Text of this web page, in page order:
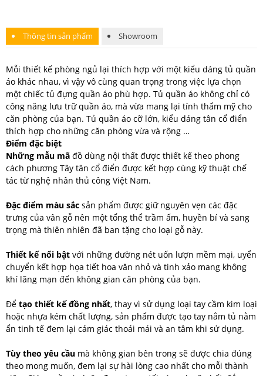
Thông tin sản phẩm Showroom
Mỗi thiết kế phòng ngủ lại thích hợp với một kiểu dáng tủ quần
áo khác nhau, vì vậy vô cùng quan trọng trong việc lựa chọn
một chiếc tủ đựng quần áo phù hợp. Tủ quần áo không chỉ có
công năng lưu trữ quần áo, mà vừa mang lại tính thẩm mỹ cho
căn phòng của bạn. Tủ quần áo cỡ lớn, kiểu dáng tân cổ điển
thích hợp cho những căn phòng vừa và rộng …
Điểm đặc biệt
Những mẫu mã đồ dùng nội thất được thiết kế theo phong
cách phương Tây tân cổ điển được kết hợp cùng kỹ thuật chế
tác từ nghệ nhân thủ công Việt Nam.
Đặc điểm màu sắc sản phẩm được giữ nguyên vẹn các đặc
trưng của vân gỗ nên một tổng thể trầm ấm, huyền bí và sang
trọng mà thiên nhiên đã ban tặng cho loại gỗ này.
Thiết kế nổi bật với những đường nét uốn lượn mềm mại, uyển
chuyển kết hợp họa tiết hoa văn nhỏ và tinh xảo mang không
khí lãng mạn đến không gian căn phòng của bạn.
Để tạo thiết kế đồng nhất, thay vì sử dụng loại tay cầm kim loại
hoặc nhựa kém chất lượng, sản phẩm được tạo tay nắm tủ nằm
ẩn tinh tế đem lại cảm giác thoải mái và an tâm khi sử dụng.
Tùy theo yêu cầu mà không gian bên trong sẽ được chia đúng
theo mong muốn, đem lại sự hài lòng cao nhất cho mỗi thành